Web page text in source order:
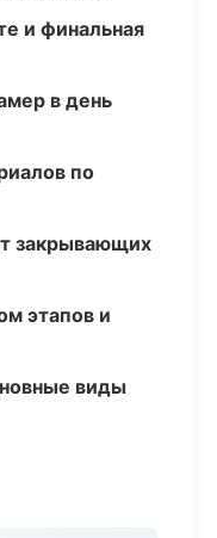
и финальная
в день
по
закрывающих
этапов и
виды